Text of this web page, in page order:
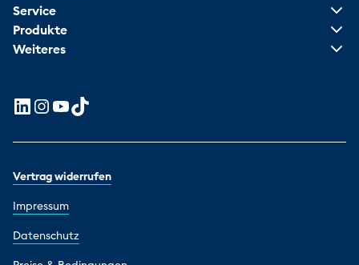
Service
Produkte
Weiteres
Vertrag widerrufen
Impressum
Datenschutz